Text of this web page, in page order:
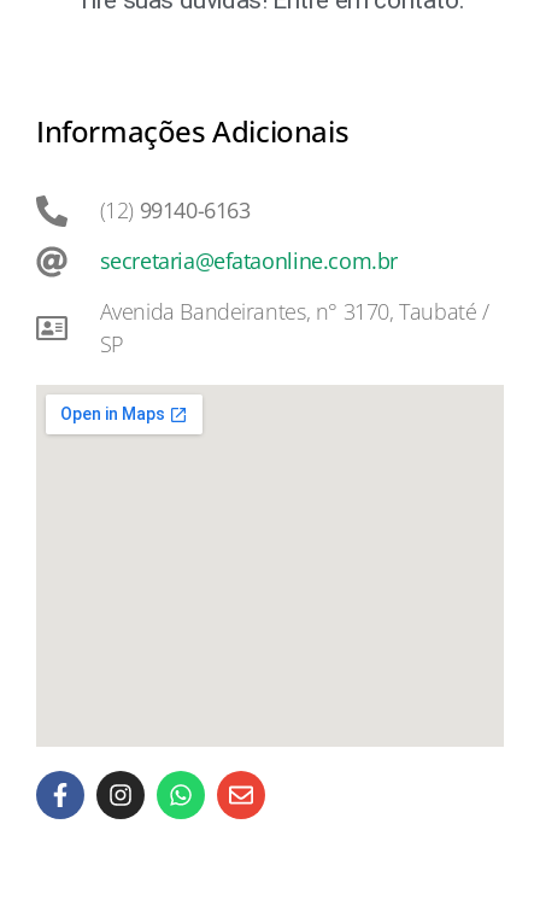
Informações Adicionais
(12) 99140-6163
secretaria@efataonline.com.br
Avenida Bandeirantes, n° 3170, Taubaté /
SP